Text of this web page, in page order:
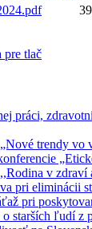
pre tlač
práci,
trendy vo
v
pri eliminácii
pri
starších ľudí z